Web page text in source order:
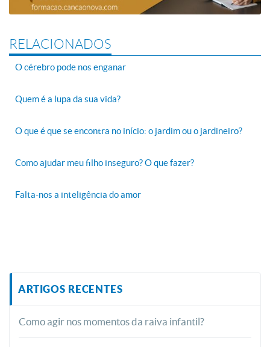
RELACIONADOS
O cérebro pode nos enganar
Quem é a lupa da sua vida?
O que é que se encontra no início: o jardim ou o jardineiro?
Como ajudar meu filho inseguro? O que fazer?
Falta-nos a inteligência do amor
ARTIGOS RECENTES
Como agir nos momentos da raiva infantil?